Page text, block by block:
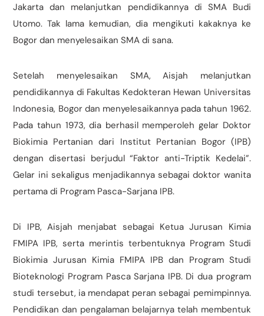
Jakarta dan melanjutkan pendidikannya di SMA Budi
Utomo. Tak lama kemudian, dia mengikuti kakaknya ke
Bogor dan menyelesaikan SMA di sana.
Setelah menyelesaikan SMA, Aisjah melanjutkan
pendidikannya di Fakultas Kedokteran Hewan Universitas
Indonesia, Bogor dan menyelesaikannya pada tahun 1962.
Pada tahun 1973, dia berhasil memperoleh gelar Doktor
Biokimia Pertanian dari Institut Pertanian Bogor (IPB)
dengan disertasi berjudul “Faktor anti-Triptik Kedelai”.
Gelar ini sekaligus menjadikannya sebagai doktor wanita
pertama di Program Pasca-Sarjana IPB.
Di IPB, Aisjah menjabat sebagai Ketua Jurusan Kimia
FMIPA IPB, serta merintis terbentuknya Program Studi
Biokimia Jurusan Kimia FMIPA IPB dan Program Studi
Bioteknologi Program Pasca Sarjana IPB. Di dua program
studi tersebut, ia mendapat peran sebagai pemimpinnya.
Pendidikan dan pengalaman belajarnya telah membentuk